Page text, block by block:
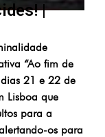
|
“Ao fim de
21 e 22 de
Lisboa que
para a
os para